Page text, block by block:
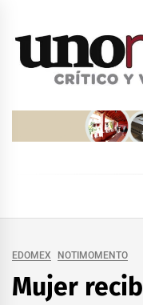
EDOMEX NOTIMOMENTO
Mujer